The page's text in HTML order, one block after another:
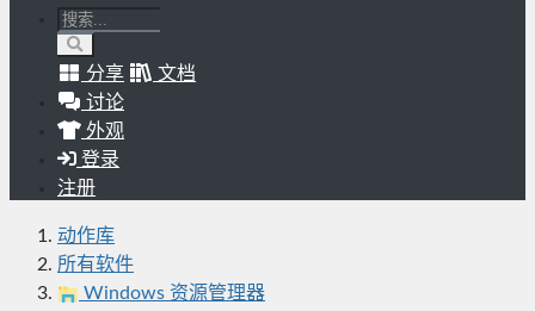
分享
文档
讨论
外观
登录
注册
动作库
所有软件
Windows 资源管理器